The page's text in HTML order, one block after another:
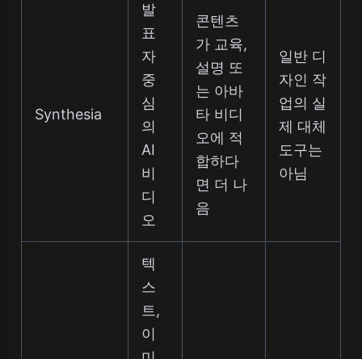
Synthesia
발
표
자
중
심
의
AI
비
디
오
콘텐츠
가 교육,
설명 또
는 아바
타 비디
오에 적
합하다
면 더 나
음
일반 디
자인 작
업의 실
제 대체
도구는
아님
텍
스
트,
이